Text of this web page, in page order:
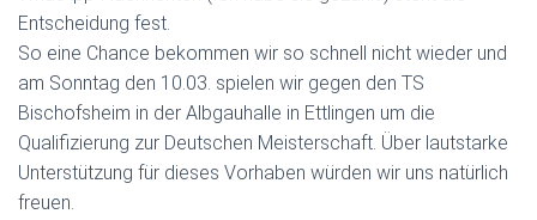
Entscheidung fest.
So eine Chance bekommen wir so schnell nicht wieder und
am Sonntag den 10.03. spielen wir gegen den TS
Bischofsheim in der Albgauhalle in Ettlingen um die
Qualifizierung zur Deutschen Meisterschaft. Über lautstarke
Unterstützung für dieses Vorhaben würden wir uns natürlich
freuen.